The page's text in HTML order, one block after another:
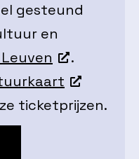
gesteund
en
.
ticketprijzen.